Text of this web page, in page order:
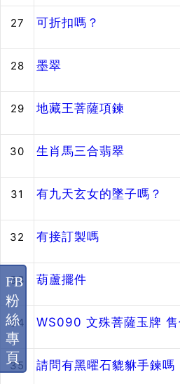
27 可折扣嗎？
28 墨翠
29 地藏王菩薩項鍊
30 生肖馬三合翡翠
31 有九天玄女的墜子嗎？
32 有接訂製嗎
33 葫蘆擺件
34 WS090 文殊菩薩玉牌
35 請問有黑曜石貔貅手鍊嗎
FB
粉
絲
專
頁